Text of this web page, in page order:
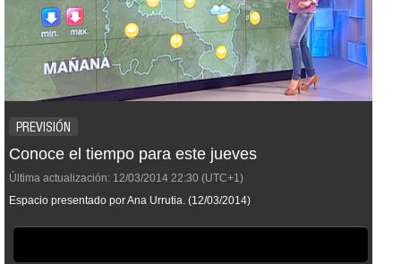
PREVISIÓN
Conoce el tiempo para este jueves
Última actualización: 12/03/2014 22:30 (UTC+1)
Espacio presentado por Ana Urrutia. (12/03/2014)